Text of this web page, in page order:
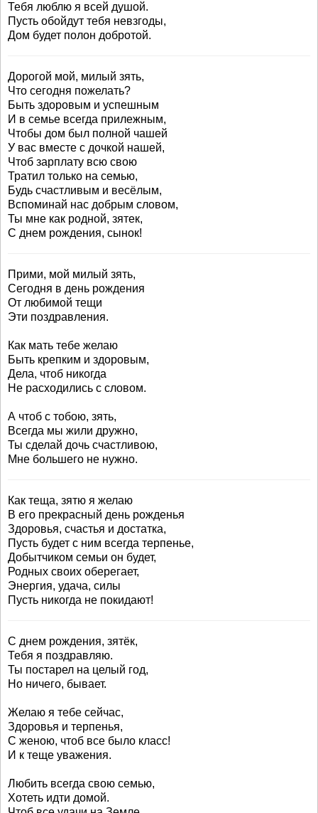
Тебя люблю я всей душой.
Пусть обойдут тебя невзгоды,
Дом будет полон добротой.
Дорогой мой, милый зять,
Что сегодня пожелать?
Быть здоровым и успешным
И в семье всегда прилежным,
Чтобы дом был полной чашей
У вас вместе с дочкой нашей,
Чтоб зарплату всю свою
Тратил только на семью,
Будь счастливым и весёлым,
Вспоминай нас добрым словом,
Ты мне как родной, зятек,
С днем рождения, сынок!
Прими, мой милый зять,
Сегодня в день рождения
От любимой тещи
Эти поздравления.
Как мать тебе желаю
Быть крепким и здоровым,
Дела, чтоб никогда
Не расходились с словом.
А чтоб с тобою, зять,
Всегда мы жили дружно,
Ты сделай дочь счастливою,
Мне большего не нужно.
Как теща, зятю я желаю
В его прекрасный день рожденья
Здоровья, счастья и достатка,
Пусть будет с ним всегда терпенье,
Добытчиком семьи он будет,
Родных своих оберегает,
Энергия, удача, силы
Пусть никогда не покидают!
С днем рождения, зятёк,
Тебя я поздравляю.
Ты постарел на целый год,
Но ничего, бывает.
Желаю я тебе сейчас,
Здоровья и терпенья,
С женою, чтоб все было класс!
И к теще уважения.
Любить всегда свою семью,
Хотеть идти домой.